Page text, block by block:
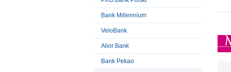
Bank Millennium
VeloBank
Alior Bank
Bank Pekao